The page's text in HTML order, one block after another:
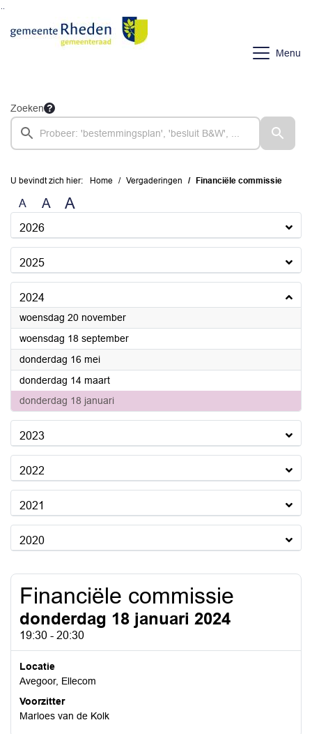
Ga naar de inhoud van deze pagina
Menu
Zoeken
U bevindt zich hier: Home Vergaderingen Financiële commissie
A A A
2026
2025
2024
woensdag 20 november2024
woensdag 18 september2024
donderdag 16 mei2024
donderdag 14 maart2024
donderdag 18 januari
2023
2022
2021
2020
Financiële commissie
donderdag 18 januari 2024
19:30 - 20:30
Locatie
Avegoor, Ellecom
Voorzitter
Marloes van de Kolk